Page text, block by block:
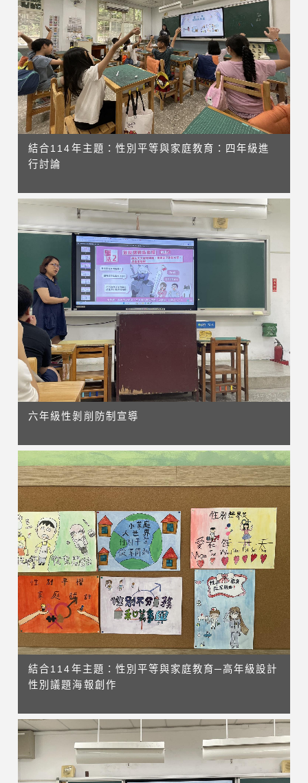
結合114年主題：性別平等與家庭教育：四年級進
行討論
六年級性剝削防制宣導
結合114年主題：性別平等與家庭教育─高年級設計
性別議題海報創作